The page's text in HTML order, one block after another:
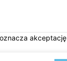
akceptację